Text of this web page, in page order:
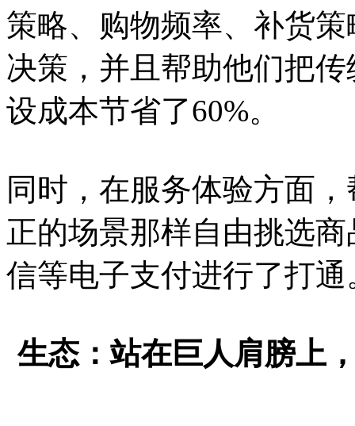
策略、购物频率、补货
决策，并且帮助他们把
设成本节省了60%。
同时，在服务体验方面
正的场景那样自由挑选
信等电子支付进行了打通
生态：站在巨人肩膀上